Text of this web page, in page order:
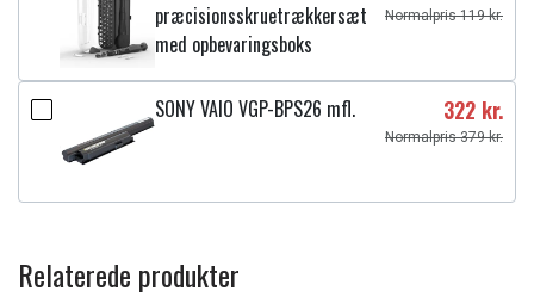
præcisionsskruetrækkersæt
med opbevaringsboks
Normalpris 119 kr.
SONY VAIO VGP-BPS26 mfl. 322 kr.
Normalpris 379 kr.
Relaterede produkter